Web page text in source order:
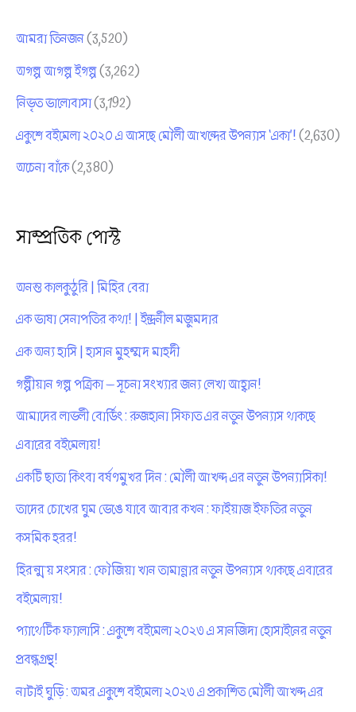
:আমরা তিনজন(3,520)
অগল্প আগল্প ইগল্প(3,262)
নিভৃত ভালোবাসা(3,192)
একুশে বইমেলা ২০২০ এ আসছে মৌলী আখন্দের উপন্যাস ‘একা’!(2,630)
অচেনা বাঁকে(2,380)
সাম্প্রতিক পোস্ট
অনন্ত কালকুঠুরি | মিহির বেরা
এক ভাষা সেনাপতির কথা! | ইন্দ্রনীল মজুমদার
এক অন্য হাসি | হাসান মুহম্মদ মাহদী
গল্পীয়ান গল্প পত্রিকা — সূচনা সংখ্যার জন্য লেখা আহ্বান!
আমাদের লাভলী বোর্ডিং : রুজহানা সিফাত এর নতুন উপন্যাস থাকছে
এবারের বইমেলায়!
একটি ছাতা কিংবা বর্ষণমুখর দিন : মৌলী আখন্দ এর নতুন উপন্যাসিকা!
তাদের চোখের ঘুম ভেঙে যাবে আবার কখন : ফাইয়াজ ইফতির নতুন
কসমিক হরর!
হিরন্ময় সংসার : ফৌজিয়া খান তামান্নার নতুন উপন্যাস থাকছে এবারের
বইমেলায়!
প্যাথেটিক ফ্যালাসি : একুশে বইমেলা ২০২৩ এ সানজিদা হোসাইনের নতুন
প্রবন্ধগ্রন্থ!
নাটাই ঘুড়ি : অমর একুশে বইমেলা ২০২৩ এ প্রকাশিত মৌলী আখন্দ এর